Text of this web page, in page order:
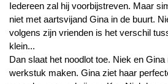
Iedereen zal hij voorbijstreven. Maar
niet met aartsvijand Gina in de buurt.
volgens zijn vrienden is het verschil
klein...
Dan slaat het noodlot toe. Niek en
werkstuk maken. Gina ziet haar